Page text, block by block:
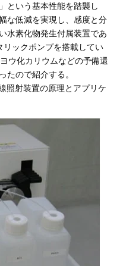
という基本性能を踏襲し
な低減を実現し、感度と分
水素化物発生付属装置であ
ックポンプを搭載してい
ウ化カリウムなどの予備還
たので紹介する。
照射装置の原理とアプリケ